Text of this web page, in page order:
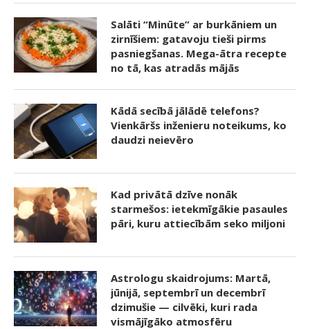
Salāti “Minūte” ar burkāniem un
zirnīšiem: gatavoju tieši pirms
pasniegšanas. Mega-ātra recepte
no tā, kas atradās mājās
Kādā secībā jālādē telefons?
Vienkāršs inženieru noteikums, ko
daudzi neievēro
Kad privātā dzīve nonāk
starmešos: ietekmīgākie pasaules
pāri, kuru attiecībām seko miljoni
Astrologu skaidrojums: Martā,
jūnijā, septembrī un decembrī
dzimušie — cilvēki, kuri rada
vismājīgāko atmosfēru